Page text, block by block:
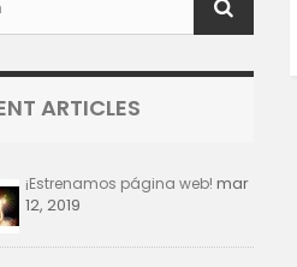
ARTICLES
¡Estrenamos página web! mar
12, 2019